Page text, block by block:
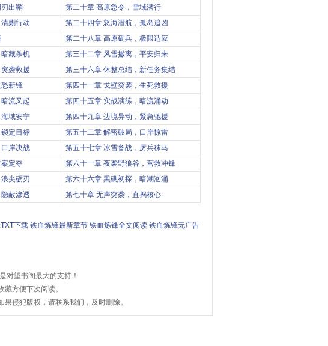
出鞘
第二十章 高原急令，雪域潜行
剿行动
第二十四章 怒海潜航，孤岛追凶
第二十八章 高原砺兵，极限适应
藏杀机
第三十二章 风雪撤离，平安归来
袭救援
第三十六章 休整总结，新任务集结
新锋
第四十一章 戈壁突袭，生死救援
流又起
第四十五章 实战演练，暗流涌动
域安宁
第四十九章 边境异动，紧急驰援
定目标
第五十二章 解密破局，口岸惊雷
岸决战
第五十七章 冰雪备战，厉兵秣马
定夺
第六十一章 夜袭野狼谷，营救冲锋
尖砺刃
第六十六章 黑礁初探，暗潮汹涌
蔽渗透 第七十章 无声突袭，直捣核心
下载 铁血炼锋最新章节 铁血炼锋全文阅读 铁血炼锋无广告
对望书阁最大的支持！
方便下次阅读。
侵犯版权，请联系我们，及时删除。